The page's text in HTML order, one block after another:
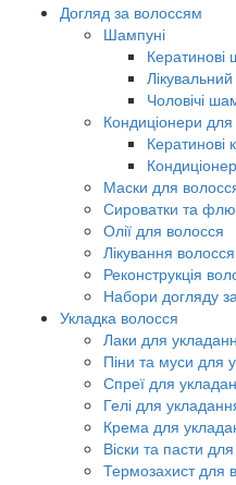
Догляд за волоссям
Шампуні
Кератинові
Чоловічі
Кондиціонери
Кератинові
Маски для
Сироватки та
Олії для волосся
Лікування
Реконструкція
Набори догляду
Укладка волосся
Лаки для
Піни та муси для
Спреї для
Гелі для
Крема для
Віски та пасти
Термозахист для